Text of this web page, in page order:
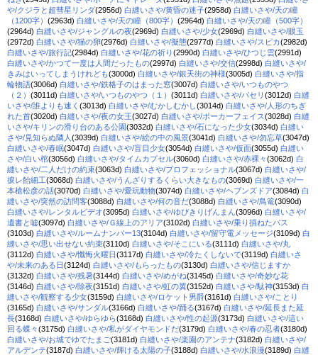
や/クジラと超彗星リンダ(2956d) 白縫いさや/黄昏の迷子(2958d) 白縫いさや/天の瞳
（1200字） (2963d) 白縫いさや/天の瞳（800字） (2964d) 白縫いさや/天の瞳（500字）
(2964d) 白縫いさや/ジャングルの夜(2969d) 白縫いさや/少女(2969d) 白縫いさや/眼玉
(2972d) 白縫いさや/猫の卵(2976d) 白縫いさや/擬態(2977d) 白縫いさや/スピカ(2982d)
白縫いさや/旅行記(2984d) 白縫いさや/花の祈り(2990d) 白縫いさや/ひつじ雲(2991d)
白縫いさや/かつて一度は人間だったもの(2997d) 白縫いさや/交信(2998d) 白縫いさや/
きみはいってしまうけれども(3000d) 白縫いさや/銀天街の神様(3005d) 白縫いさや/指
輪物語(3006d) 白縫いさや/鉄格子のはまった窓(3007d) 白縫いさや/いつものやつ
（２） (3011d) 白縫いさや/いつものやつ（１） (3011d) 白縫いさや/パセリ (3012d) 白縫
いさや/誰よりも速く (3013d) 白縫いさや/むかしむかし(3014d) 白縫いさや/人形のちぎ
れた首(3020d) 白縫いさや/夜の女王(3027d) 白縫いさや/ポーカーフェイス(3028d) 白縫
いさや/キリンの滑り台のある公園(3032d) 白縫いさや/石になった少女(3034d) 白縫い
さや/見知らぬ隣人 (3039d) 白縫いさや/絵の中の風景(3041d) 白縫いさや/勿忘草(3047d)
白縫いさや/春眠(3047d) 白縫いさや/盲目少女(3054d) 白縫いさや/仮面(3055d) 白縫い
さや/白い棺(3056d) 白縫いさや/タイムカプセル(3060d) 白縫いさや/赤裸々(3062d) 白
縫いさや/二人だけの約束(3063d) 白縫いさや/プロフェッショナル(3067d) 白縫いさや/
捩レ飴細工(3068d) 白縫いさや/うんざりするくらい大きなもの(3069d) 白縫いさや/一
本槍松彦の話(3070d) 白縫いさや/愛玩動物(3074d) 白縫いさや/ヘブンズドア(3084d) 白
縫いさや/突然の訪問客(3088d) 白縫いさや/何の音だ(3088d) 白縫いさや/鳥篭(3090d)
白縫いさや/レンタルビデオ(3095d) 白縫いさや/ゆびきりげんまん(3096d) 白縫いさや/
遺書と嘘(3097d) 白縫いさや/Ｇ線上のアリア(3102d) 白縫いさや/乗り損ねたバス
(3103d) 白縫いさや/ルームナンバー13(3104d) 白縫いさや/留守電メッセージ(3109d) 白
縫いさや/思い出せない約束(3110d) 白縫いさや/そこにいる(3111d) 白縫いさや/丸
(3112d) 白縫いさや/懺悔火曜日(3117d) 白縫いさや/冷たくしないで(3119d) 白縫いさ
や/未来のある日(3124d) 白縫いさや/もらったもの(3130d) 白縫いさや/信じますか
(3132d) 白縫いさや/残暑(3144d) 白縫いさや/めがね(3145d) 白縫いさや/奇妙な花
(3146d) 白縫いさや/除夜(3151d) 白縫いさや/虹の翼(3152d) 白縫いさや/駄神(3153d) 白
縫いさや/観察する少女(3159d) 白縫いさや/ロケット男爵(3161d) 白縫いさや/ことり
(3165d) 白縫いさや/サンダル(3166d) 白縫いさや/踊る(3167d) 白縫いさや/延長また延
長(3168d) 白縫いさや/ゆらゆら(3168d) 白縫いさや/性の起源(3173d) 白縫いさや/這い
回る蝶々(3175d) 白縫いさや/私がダイヤモンドだ(3179d) 白縫いさや/春の忍者(3180d)
白縫いさや/お城でゆでたまご(3181d) 白縫いさや/楽園のアンテナ(3182d) 白縫いさや/
アルデンテ(3187d) 白縫いさや/輝ける太陽の子(3188d) 白縫いさや/水浪漫(3189d) 白縫